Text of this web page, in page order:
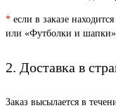
* если в заказе
или «Футболки и шапки»,
2. Доставка в
Заказ высылается в